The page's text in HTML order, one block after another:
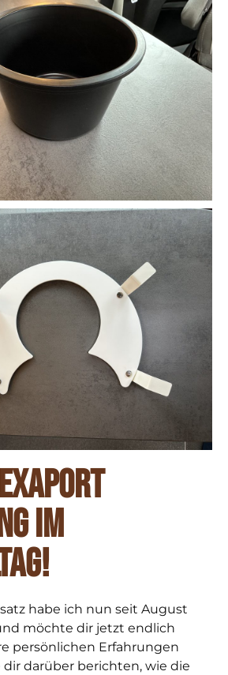
im
habe ich nun seit August
möchte dir jetzt endlich
persönlichen Erfahrungen
darüber berichten, wie die